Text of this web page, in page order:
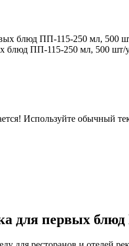
блюд ПП-115-250 мл, 500 шт/
Используйте обычный
для первых